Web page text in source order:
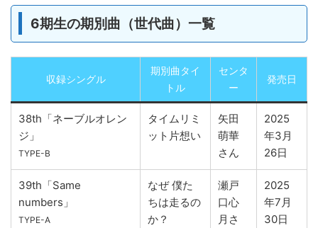
6期生の期別曲（世代曲）一覧
収録シングル
期別曲タイ
トル
センタ
ー
発売日
38th「ネーブルオレン
ジ」
TYPE-B
タイムリミ
ット片想い
矢田
萌華
さん
2025
年3月
26日
39th「Same
numbers」
TYPE-A
なぜ 僕た
ちは走るの
か？
瀬戸
口心
月さ
2025
年7月
30日